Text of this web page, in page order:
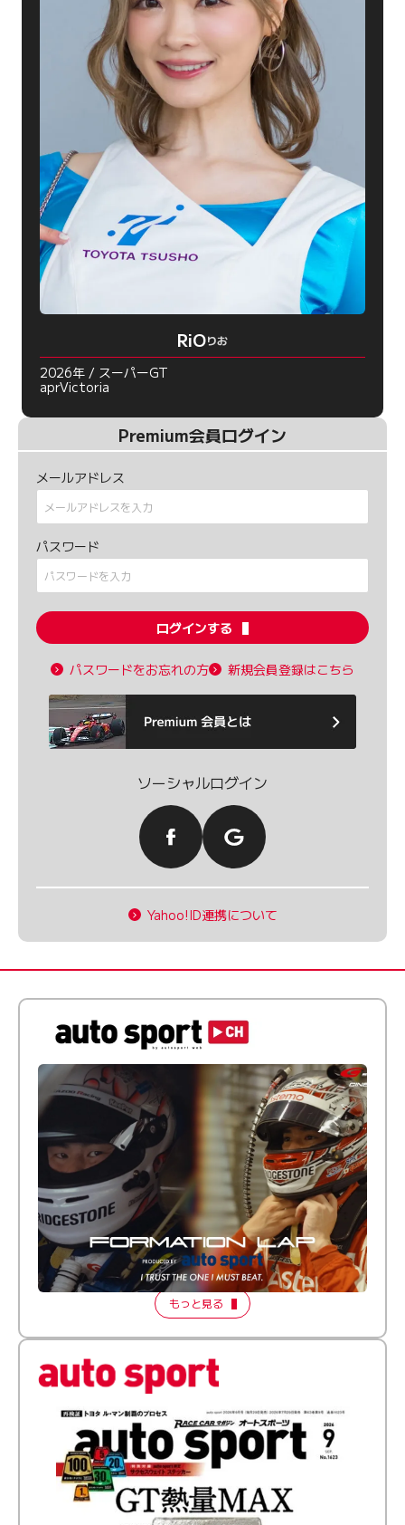
RiOりお
2026年 / スーパーGT
aprVictoria
Premium会員ログイン
メールアドレス
パスワード
ログインする
パスワードをお忘れの方 新規会員登録はこちら
ソーシャルログイン
Yahoo!ID連携について
倒す相手を、信じてる。小林利徠斗 × 野村勇斗
【FORMATION LAP Produced by auto sport】
2026 Episode 2
もっと見る